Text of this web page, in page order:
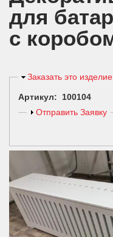
для
с
Скрыть
Заказать это изделие
Артикул: 100104
Показать
Отправить Заявку